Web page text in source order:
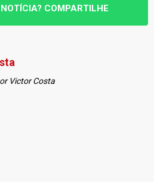
COMPARTILHE
Victor Costa